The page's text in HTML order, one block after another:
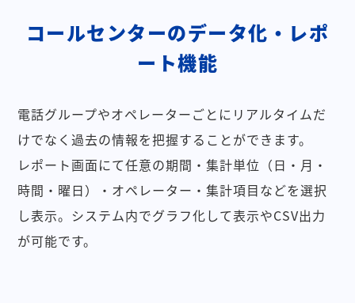
コールセンターのデータ化・レポ
ート機能
電話グループやオペレーターごとにリアルタイムだ
けでなく過去の情報を把握することができます。
レポート画面にて任意の期間・集計単位（日・月・
時間・曜日）・オペレーター・集計項目などを選択
し表示。システム内でグラフ化して表示やCSV出力
が可能です。